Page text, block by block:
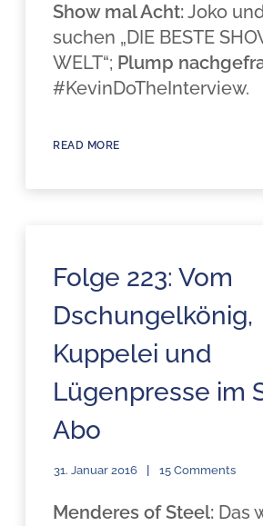
Show mal Acht: Joko
suchen „DIE BESTE
WELT“; Plump
#KevinDoTheInterview.
READ MORE
Folge 223: Vom
Dschungelkönig,
Kuppelei und
Lügenpresse im
Abo
31. Januar 2016 15 Comments
Menderes of Steel: Das